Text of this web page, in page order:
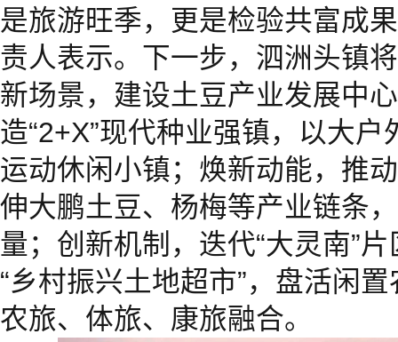
是旅游旺季，更是检验共富成
责人表示。下一步，泗洲头镇
新场景，建设土豆产业发展中
造“2+X”现代种业强镇，以大
运动休闲小镇；焕新动能，推
伸大鹏土豆、杨梅等产业链条
量；创新机制，迭代“大灵南”
“乡村振兴土地超市”，盘活闲
农旅、体旅、康旅融合。